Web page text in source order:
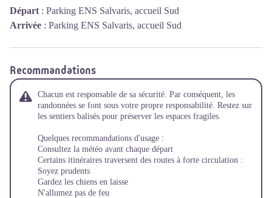
Départ : Parking ENS Salvaris, accueil Sud
Arrivée : Parking ENS Salvaris, accueil Sud
Recommandations
Chacun est responsable de sa sécurité. Par conséquent, les
randonnées se font sous votre propre responsabilité. Restez sur
les sentiers balisés pour préserver les espaces fragiles.
Quelques recommandations d'usage :
Consultez la météo avant chaque départ
Certains itinéraires traversent des routes à forte circulation :
Soyez prudents
Gardez les chiens en laisse
N'allumez pas de feu